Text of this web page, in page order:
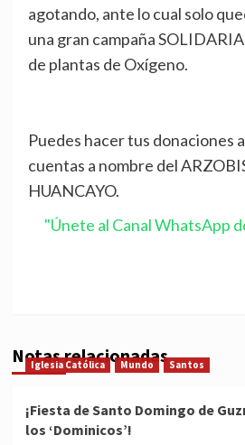
agotando, ante lo cual solo
una gran campaña
de plantas de Oxígeno.
Puedes hacer tus donaciones
cuentas a nombre del
HUANCAYO.
"Únete al Canal WhatsApp
Notas relacionadas
Iglesia Católica Mundo Santos
¡Fiesta de Santo Domingo de
los ‘Dominicos’!